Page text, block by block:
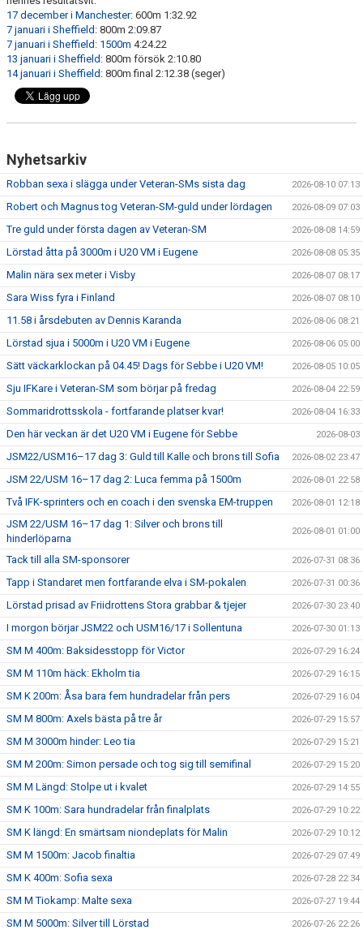
17 december i Manchester: 600m 1:32.92
7 januari i Sheffield: 800m 2:09.87
7 januari i Sheffield: 1500m 4:24.22
13 januari i Sheffield: 800m försök 2:10.80
14 januari i Sheffield: 800m final 2:12.38 (seger)
Nyhetsarkiv
Robban sexa i slägga under Veteran-SMs sista dag 2026-08-10 07:13
Robert och Magnus tog Veteran-SM-guld under lördagen 2026-08-09 07:03
Tre guld under första dagen av Veteran-SM 2026-08-08 14:59
Lörstad åtta på 3000m i U20 VM i Eugene 2026-08-08 05:35
Malin nära sex meter i Visby 2026-08-07 08:17
Sara Wiss fyra i Finland 2026-08-07 08:10
11.58 i årsdebuten av Dennis Karanda 2026-08-06 08:21
Lörstad sjua i 5000m i U20 VM i Eugene 2026-08-06 05:00
Sätt väckarklockan på 04.45! Dags för Sebbe i U20 VM! 2026-08-05 10:05
Sju IFKare i Veteran-SM som börjar på fredag 2026-08-04 22:59
Sommaridrottsskola - fortfarande platser kvar! 2026-08-04 16:33
Den här veckan är det U20 VM i Eugene för Sebbe 2026-08-03
JSM22/USM16–17 dag 3: Guld till Kalle och brons till Sofia 2026-08-02 23:47
JSM 22/USM 16–17 dag 2: Luca femma på 1500m 2026-08-01 22:58
Två IFK-sprinters och en coach i den svenska EM-truppen 2026-08-01 12:18
JSM 22/USM 16–17 dag 1: Silver och brons till
hinderlöparna
2026-08-01 01:00
Tack till alla SM-sponsorer 2026-07-31 08:36
Tapp i Standaret men fortfarande elva i SM-pokalen 2026-07-31 00:36
Lörstad prisad av Friidrottens Stora grabbar & tjejer 2026-07-30 23:40
I morgon börjar JSM22 och USM16/17 i Sollentuna 2026-07-30 01:13
SM M 400m: Baksidesstopp för Victor 2026-07-29 16:24
SM M 110m häck: Ekholm tia 2026-07-29 16:15
SM K 200m: Åsa bara fem hundradelar från pers 2026-07-29 16:04
SM M 800m: Axels bästa på tre år 2026-07-29 15:57
SM M 3000m hinder: Leo tia 2026-07-29 15:21
SM M 200m: Simon persade och tog sig till semifinal 2026-07-29 15:20
SM M Längd: Stolpe ut i kvalet 2026-07-29 14:55
SM K 100m: Sara hundradelar från finalplats 2026-07-29 10:22
SM K längd: En smärtsam niondeplats för Malin 2026-07-29 10:12
SM M 1500m: Jacob finaltia 2026-07-29 07:49
SM K 400m: Sofia sexa 2026-07-28 22:34
SM M Tiokamp: Malte sexa 2026-07-27 19:44
SM M 5000m: Silver till Lörstad 2026-07-26 22:26